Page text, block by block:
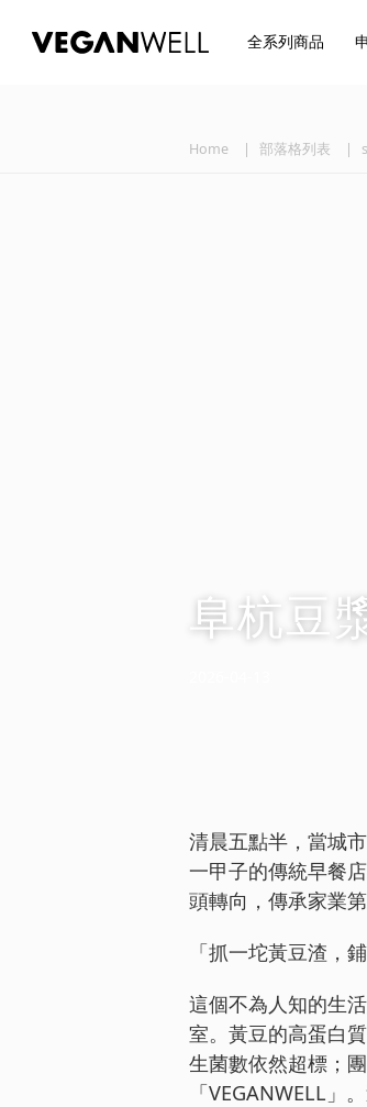
全系列商品
Home 部落格列表
阜杭豆
清晨五點半，當城
一甲子的傳統早餐
頭轉向，傳承家業
「抓一坨黃豆渣，
這個不為人知的生
室。黃豆的高蛋白
生菌數依然超標；
「VEGANWELL